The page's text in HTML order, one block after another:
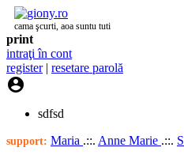
cama şcurti, aoa suntu tuti
print
intraţi în cont
register| resetare parolă

sdfsd
support: Maria .::. Anne Marie .::.